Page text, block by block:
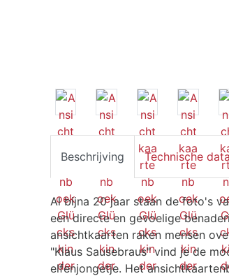
Beschrijving Technische
Al bijna 20 jaar staan de foto's
een directe en gevoelige
ansichtkaarten raken mensen
"Klaus Sausebraus" vind je de
elfenjongetje. Het